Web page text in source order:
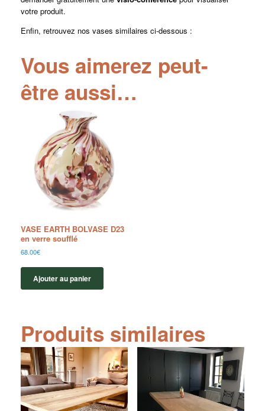
votre produit.
Enfin, retrouvez nos vases similaires ci-dessous :
Vous aimerez peut-
être aussi…
VASE EARTH BOLVASE D23
en verre soufflé
68.00€
Ajouter au panier
Produits similaires